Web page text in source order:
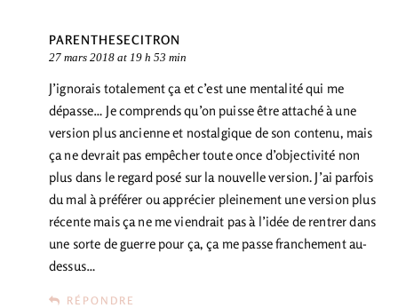
PARENTHESECITRON
27 mars 2018 at 19 h 53 min
J’ignorais totalement ça et c’est une mentalité qui me
dépasse… Je comprends qu’on puisse être attaché à une
version plus ancienne et nostalgique de son contenu, mais
ça ne devrait pas empêcher toute once d’objectivité non
plus dans le regard posé sur la nouvelle version. J’ai parfois
du mal à préférer ou apprécier pleinement une version plus
récente mais ça ne me viendrait pas à l’idée de rentrer dans
une sorte de guerre pour ça, ça me passe franchement au-
dessus…
RÉPONDRE